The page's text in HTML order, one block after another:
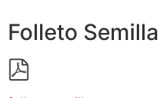
Folleto Semilla